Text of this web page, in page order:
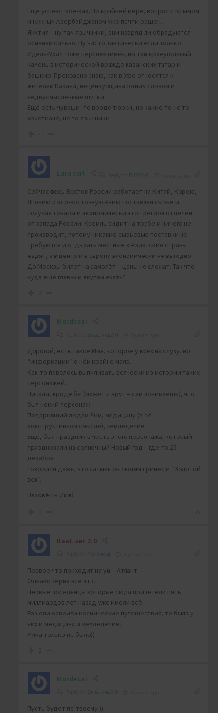
Ещё успеют кое-как. По крайней мере, вопрос с Крымом
и Южным Азербайджаном уже почти решён.
Якутия – ну там язычники, они навряд ли обрадуются
османам сильно. Ну чисто тактически если только.
Идель-Урал тоже перспективен, но там краеугольный
камень в исторической вражде казанских татар и
башкир. Прекрасно знаю, как в Уфе относятся к
жителям Казани, нецензурщина одним словом и
недвусмысленные шутки.
Ещё есть чуваши- те вроде тюрки, но какие-то не то
христиане, не то язычники.
-7
Laraperl BIGONE
Сейчас весь Восток России работает на Китай, Корею,
Японию и юго-восточную Азию поставляя сырье и
получая товары и экономически этот регион отделен
от запада России. Кремль сидит на трубе и ничего не
производит, потому никакие сырьевые поставки не
требуются и отдыхать местные в Азиатские страны
ездят, а в центр и в Европу экономически не выгодно.
До Москвы билет на самолёт – цены не сложат. Так что
куда ещё главным якутам ехать?
2
Mordecai
BaaL.ver.2.0
Дорогой, есть такое Имя, которое у всех на слуху, но
“информации” о нём крайне мало.
Как-то повелось выпиливать всячески из истории таких
персонажей.
Писали, вроде бы (может и врут – сам понимаешь), что
был некий персонаж.
Подаривший людям Рим, медицину (в её
конструктивном смысле), земледелие.
Ещё, был праздник в честь этого персонажа, который
праздновали на солнечный Новый год – где-то 25
декабря.
Говорили даже, что латынь он людям принёс и “Золотой
век”.
Назовёшь Имя?
BaaL.ver.2.0
Mordecai
Первое что приходит на ум – Атлант
Однако херня всё это.
Первые поселенцы которые сюда прилетели пять
миллиардов лет назад уже имели всё.
Раз они освоили космические путешествия, то была у
них и медицина и земледелие.
Рима только не было))
2
Mordecai
BaaL.ver.2.0
Пусть будет по-твоему ))